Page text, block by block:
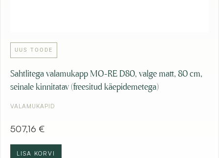
UUS TOODE
Sahtlitega valamukapp MO-RE D80, valge matt, 80 cm,
seinale kinnitatav (freesitud käepidemetega)
VALAMUKAPID
507,16 €
LISA KORVI